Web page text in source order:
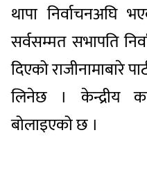
थापा निर्वाचनअघि
सर्वसम्मत सभापति
दिएको राजीनामाबारे
लिनेछ । केन्द्रीय
बोलाइएको छ ।